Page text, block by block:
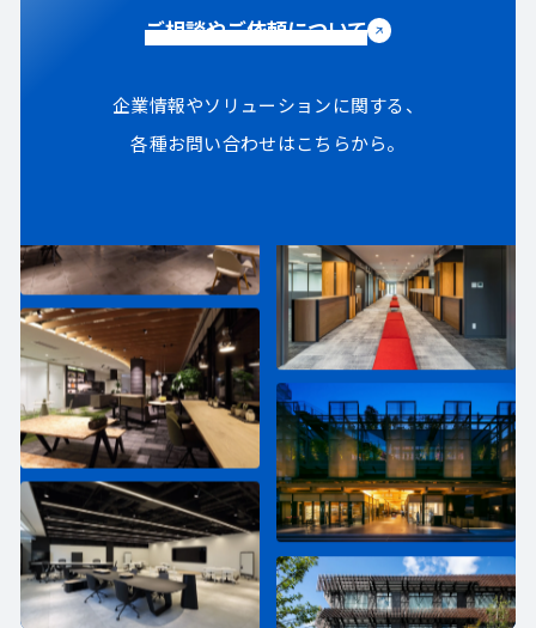
ご相談やご依頼について
企業情報やソリューションに関する、
各種お問い合わせはこちらから。